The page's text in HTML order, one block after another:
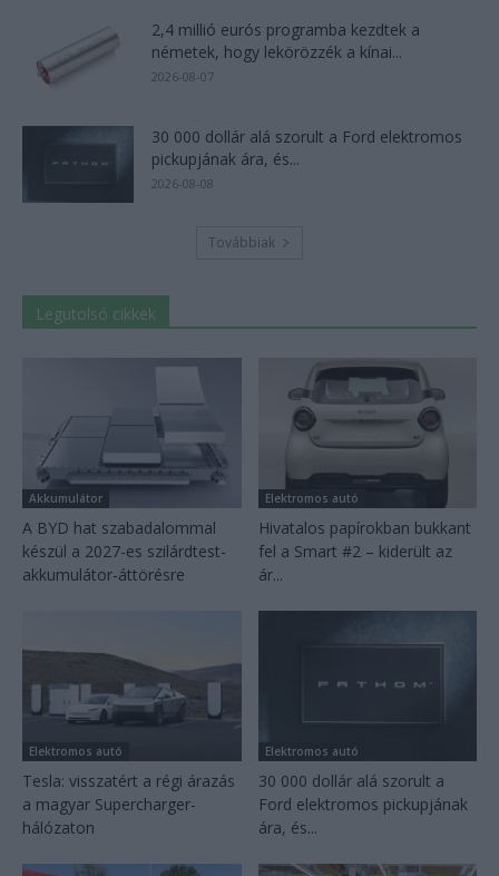
2,4 millió eurós programba kezdtek a
németek, hogy lekörözzék a kínai...
2026-08-07
30 000 dollár alá szorult a Ford elektromos
pickupjának ára, és...
2026-08-08
Továbbiak
Legutolsó cikkek
Akkumulátor
A BYD hat szabadalommal
készül a 2027-es szilárdtest-
akkumulátor-áttörésre
Elektromos autó
Hivatalos papírokban bukkant
fel a Smart #2 – kiderült az
ár...
Elektromos autó
Tesla: visszatért a régi árazás
a magyar Supercharger-
hálózaton
Elektromos autó
30 000 dollár alá szorult a
Ford elektromos pickupjának
ára, és...